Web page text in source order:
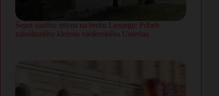
Šepot starého mlyna na brehu Liesingu: Príbeh
zabudnutého klenotu viedenského Unterlaa